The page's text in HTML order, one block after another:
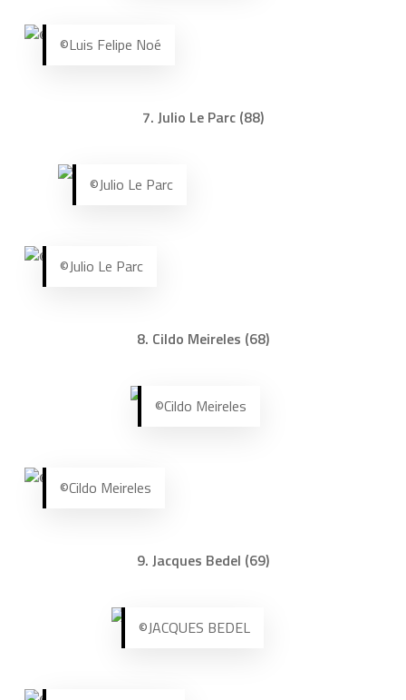
©Luis Felipe Noé
7. Julio Le Parc (88)
©Julio Le Parc
©Julio Le Parc
8. Cildo Meireles (68)
©Cildo Meireles
©Cildo Meireles
9. Jacques Bedel (69)
©JACQUES BEDEL